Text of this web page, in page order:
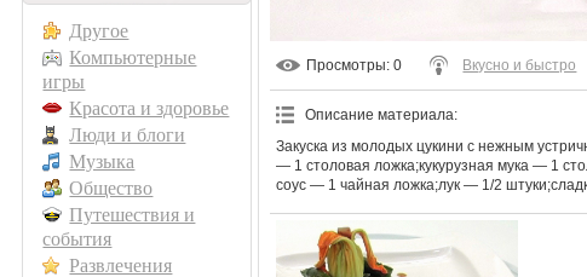
Другое
Компьютерные
игры
Красота и здоровье
Люди и блоги
Музыка
Общество
Путешествия и
события
Развлечения
Просмотры: 0 Вкусно и быстро
Описание материала:
Закуска из молодых цукини с нежным
— 1 столовая ложка;кукурузная мука — 1
соус — 1 чайная ложка;лук — 1/2